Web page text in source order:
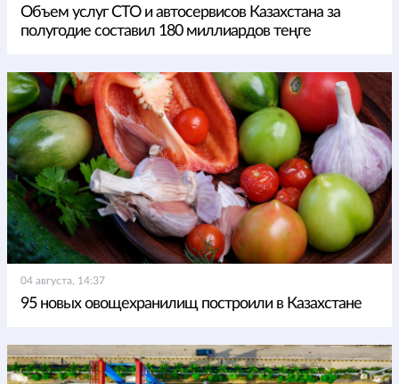
Объем услуг СТО и автосервисов Казахстана за
полугодие составил 180 миллиардов теңге
04 августа, 14:37
95 новых овощехранилищ построили в Казахстане